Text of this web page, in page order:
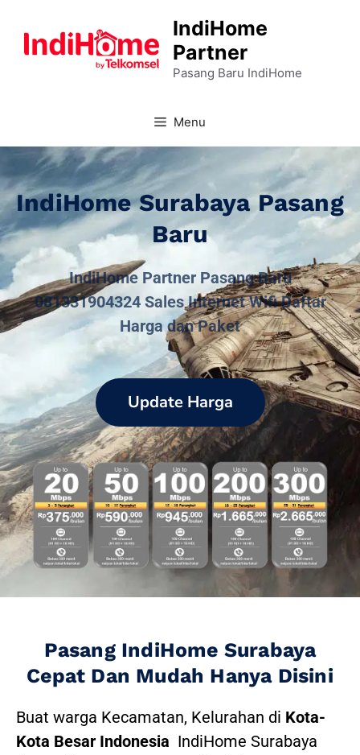
IndiHome
Partner
Pasang Baru IndiHome
Menu
IndiHome Surabaya Pasang
Baru
IndiHome Partner Pasang Baru
081331904324 Sales Internet Wifi Daftar
Harga dan Paket
Update Harga
Pasang IndiHome Surabaya
Cepat Dan Mudah Hanya Disini
Buat warga Kecamatan, Kelurahan di Kota-
Kota Besar Indonesia IndiHome Surabaya